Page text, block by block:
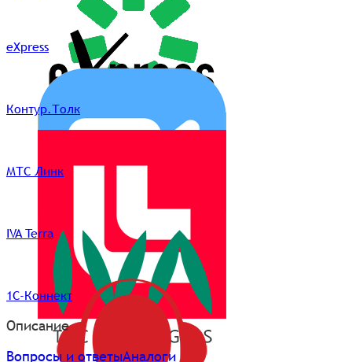
eXpress
Контур.Толк
МТС Линк
IVA Terra
1С-Коннект
Описание
Вопросы и ответыАналоги